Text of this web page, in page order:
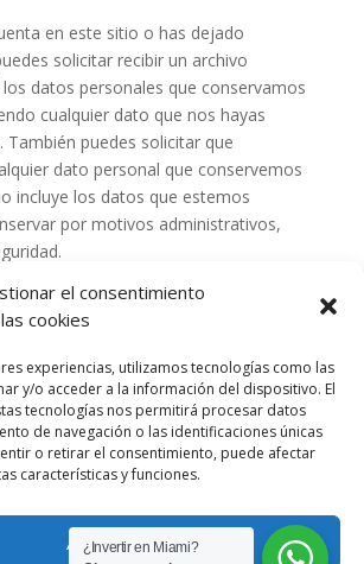
el consentimiento
cookies
experiencias, utilizamos tecnologías como las
y/o acceder a la información del dispositivo. El
tecnologías nos permitirá procesar datos
de navegación o las identificaciones únicas
o retirar el consentimiento, puede afectar
características y funciones.
Aceptar
en este sitio o has dejado
solicitar recibir un archivo
datos personales que conservamos
cualquier dato que nos hayas
También puedes solicitar que
dato personal que conservemos
incluye los datos que estemos
por motivos administrativos,
se envían
de los visitantes pueden ser
un servicio automatizado de
¿Invertir en Miami?